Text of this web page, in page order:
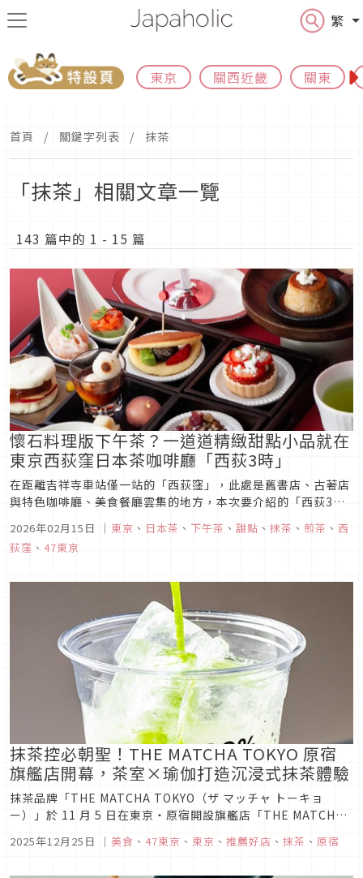
繁
東京 關西近畿 關東
首頁 關鍵字列表 抹茶
「抹茶」相關文章一覽
143 篇中的 1 - 15 篇
懷石料理版下午茶？一道道精緻甜點小品就在
東京西荻窪日本茶咖啡廳「西荻3時」
在距離吉祥寺車站僅一站的「西荻窪」，此處是舊書店、古著店
與特色咖啡廳、美食餐廳雲集的地方，本次要介紹的「西荻3
時」，便是一家座落於此的古民家咖啡廳，這家店的特別之處就
在於，它雖是咖啡廳，卻以提供「日本茶」茶品為主，並且推出
了像是在品嚐懷石料理般的下午茶套餐，就讓我們一起來了解這
2026年02月15日 ｜ 東京 、 日本茶 、 下午茶 、 甜點 、 抹茶 、 煎茶 、 西
荻窪 、 47東京
抹茶控必朝聖！THE MATCHA TOKYO 原宿
旗艦店開幕，茶室×瑜伽打造沉浸式抹茶體驗
抹茶品牌「THE MATCHA TOKYO（ザ マッチャ トーキョ
ー）」於 11 月 5 日在東京・原宿開設旗艦店「THE MATCHA
TOKYO HARAJUKU」。以「透過抹茶，讓生活更加健康、更加
美麗」為理念，打造能親身感受品牌世界觀的概念咖啡空間。店
2025年12月25日 ｜ 美食 、 47東京 、 東京 、 推薦好店 、 抹茶 、 原宿